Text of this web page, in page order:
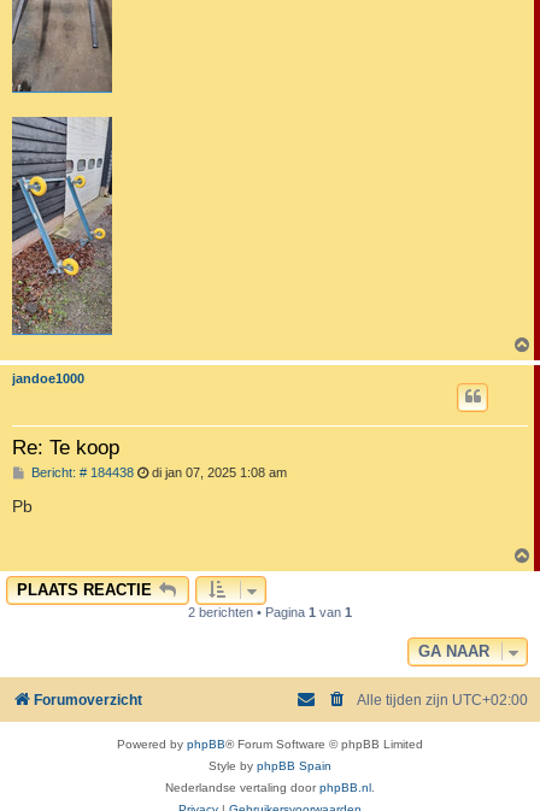
jandoe1000
Re: Te koop
Bericht: # 184438B di jan 07, 2025 1:08 am
Pb
PLAATS REACTIE
2 berichten • Pagina 1 van 1
GA NAAR
Forumoverzicht Alle tijden zijn UTC+02:00
Powered by phpBB® Forum Software © phpBB Limited
Style by phpBB Spain
Nederlandse vertaling doorphpBB.nl